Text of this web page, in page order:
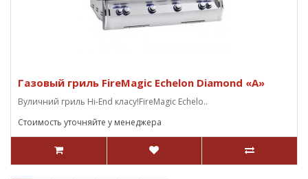
Газовый гриль FireMagic Echelon Diamond «A»
Вуличний гриль Hi-End класу!FireMagic Echelo..
Стоимость уточняйте у менеджера